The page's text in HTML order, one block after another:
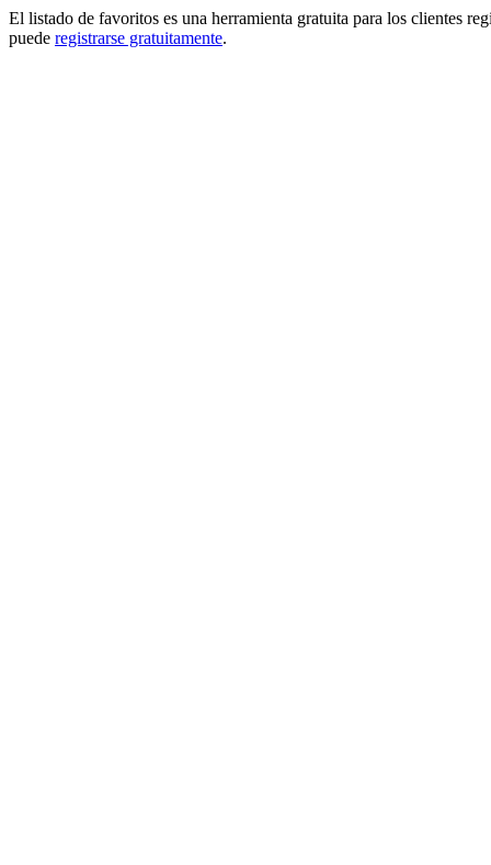
El listado de favoritos es una herramienta gratuita para los clientes
puede registrarse gratuitamente.